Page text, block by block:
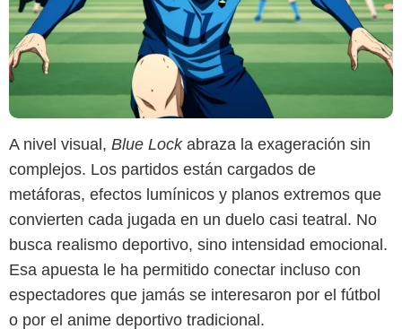
A nivel visual, Blue Lockabraza la exageración sin
complejos. Los partidos están cargados de
metáforas, efectos lumínicos y planos extremos que
convierten cada jugada en un duelo casi teatral. No
busca realismo deportivo, sino intensidad emocional.
Esa apuesta le ha permitido conectar incluso con
espectadores que jamás se interesaron por el fútbol
o por el anime deportivo tradicional.